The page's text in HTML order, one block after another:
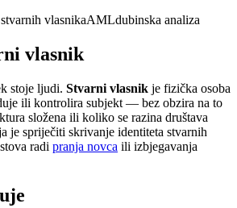
vlasnikaAMLdubinska analiza
vlasnik
stoje ljudi. Stvarni vlasnik je fizička osoba
ili kontrolira subjekt — bez obzira na to
složena ili koliko se razina društava
je spriječiti skrivanje identiteta stvarnih
radi pranja novca ili izbjegavanja